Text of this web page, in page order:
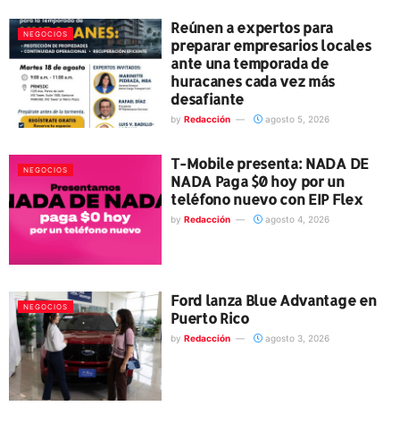
NEGOCIOS
Reúnen a expertos para
preparar empresarios locales
ante una temporada de
huracanes cada vez más
desafiante
by Redacción agosto 5, 2026
NEGOCIOS
T-Mobile presenta: NADA DE
NADA Paga $0 hoy por un
teléfono nuevo con EIP Flex
by Redacción agosto 4, 2026
NEGOCIOS
Ford lanza Blue Advantage en
Puerto Rico
by Redacción agosto 3, 2026